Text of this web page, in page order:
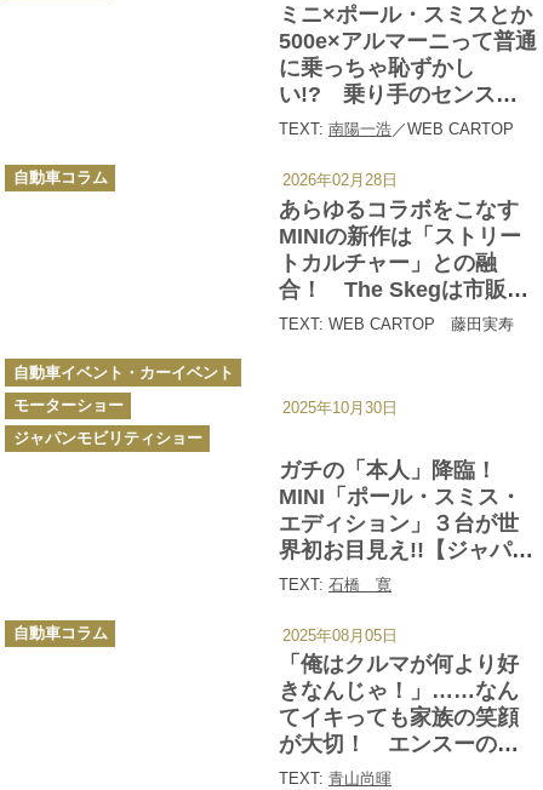
ミニ×ポール・スミスとか
500e×アルマーニって普通
に乗っちゃ恥ずかし
い!? 乗り手のセンスも
問われる「ハイブランド
るアパレルコラボ車」大
全
TEXT: 南陽一浩／WEB CARTOP
あらゆるコラボをこなす
MINIの新作は「ストリー
トカルチャー」との融
合！ The Skegは市販も
期待したい新たなトビラ
TEXT: WEB CARTOP 藤田実寿
カ
テ
自動車コラム 2026年02月28日
ガチの「本人」降臨！
MINI「ポール・スミス・
エディション」３台が世
界初お目見え!!【ジャパン
モビリティショー2025】
TEXT: 石橋 寛
カ
テ
ゴ
リ
ー
自動車イベント・カーイベント
モーターショー
ジャパンモビリティショー
2025年10月30日
「俺はクルマが何より好
きなんじゃ！」……なん
てイキっても家族の笑顔
が大切！ エンスーの
「家族もち男」が選ぶべ
TEXT: 青山尚暉
カ
テ
自動車コラム 2025年08月05日